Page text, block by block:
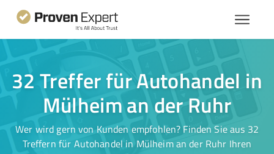
32 Treffer für Autohandel in
Mülheim an der Ruhr
Wer wird gern von Kunden empfohlen? Finden Sie aus 32
Treffern für Autohandel in Mülheim an der Ruhr Ihren